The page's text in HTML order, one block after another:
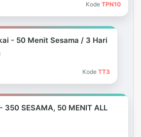
Kode TPN10
- 50 Menit Sesama / 3 Hari
Kode TT3
350 SESAMA, 50 MENIT ALL